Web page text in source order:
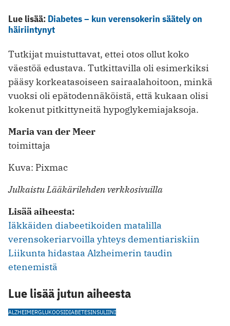
Lue lisää: Diabetes – kun verensokerin säätely on
häiriintynyt
Tutkijat muistuttavat, ettei otos ollut koko
väestöä edustava. Tutkittavilla oli esimerkiksi
pääsy korkeatasoiseen sairaalahoitoon, minkä
vuoksi oli epätodennäköistä, että kukaan olisi
kokenut pitkittyneitä hypoglykemiajaksoja.
Maria van der Meer
toimittaja
Kuva: Pixmac
Julkaistu Lääkärilehden verkkosivuilla
Lisää aiheesta:
Iäkkäiden diabeetikoiden matalilla
verensokeriarvoilla yhteys dementiariskiin
Liikunta hidastaa Alzheimerin taudin
etenemistä
Lue lisää jutun aiheesta
ALZHEIMERGLUKOOSIDIABETESINSULIINI